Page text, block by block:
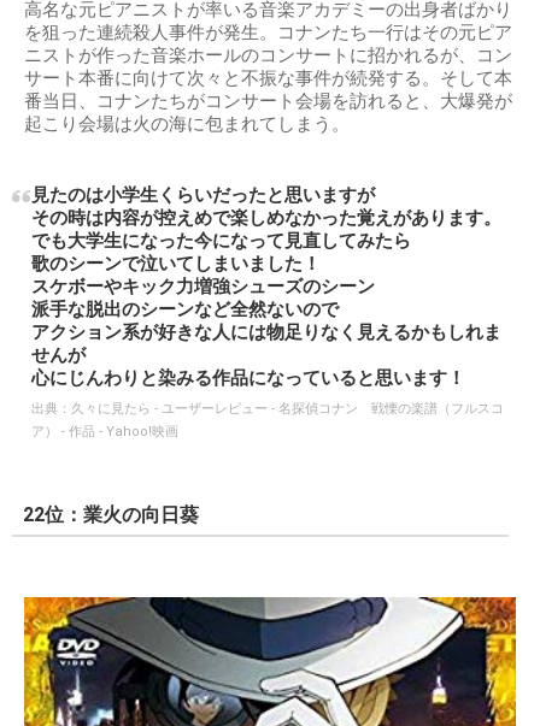
高名な元ピアニストが率いる音楽アカデミーの出身者ばかり
を狙った連続殺人事件が発生。コナンたち一行はその元ピア
ニストが作った音楽ホールのコンサートに招かれるが、コン
サート本番に向けて次々と不振な事件が続発する。そして本
番当日、コナンたちがコンサート会場を訪れると、大爆発が
起こり会場は火の海に包まれてしまう。
見たのは小学生くらいだったと思いますが
その時は内容が控えめで楽しめなかった覚えがあります。
でも大学生になった今になって見直してみたら
歌のシーンで泣いてしまいました！
スケボーやキック力増強シューズのシーン
派手な脱出のシーンなど全然ないので
アクション系が好きな人には物足りなく見えるかもしれま
せんが
心にじんわりと染みる作品になっていると思います！
出典： 久々に見たら - ユーザーレビュー - 名探偵コナン 戦慄の楽譜（フルスコ
ア） - 作品 - Yahoo!映画
22位：業火の向日葵